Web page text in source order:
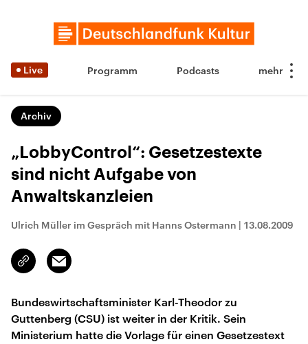
Live Programm Podcasts
Archiv
„LobbyControl“: Gesetzestexte
sind nicht Aufgabe von
Anwaltskanzleien
Ulrich Müller im Gespräch mit Hanns Ostermann | 13.08.2009
Link
kopieren/teilen
Email
Bundeswirtschaftsminister Karl-Theodor zu
Guttenberg (CSU) ist weiter in der Kritik. Sein
Ministerium hatte die Vorlage für einen Gesetzestext